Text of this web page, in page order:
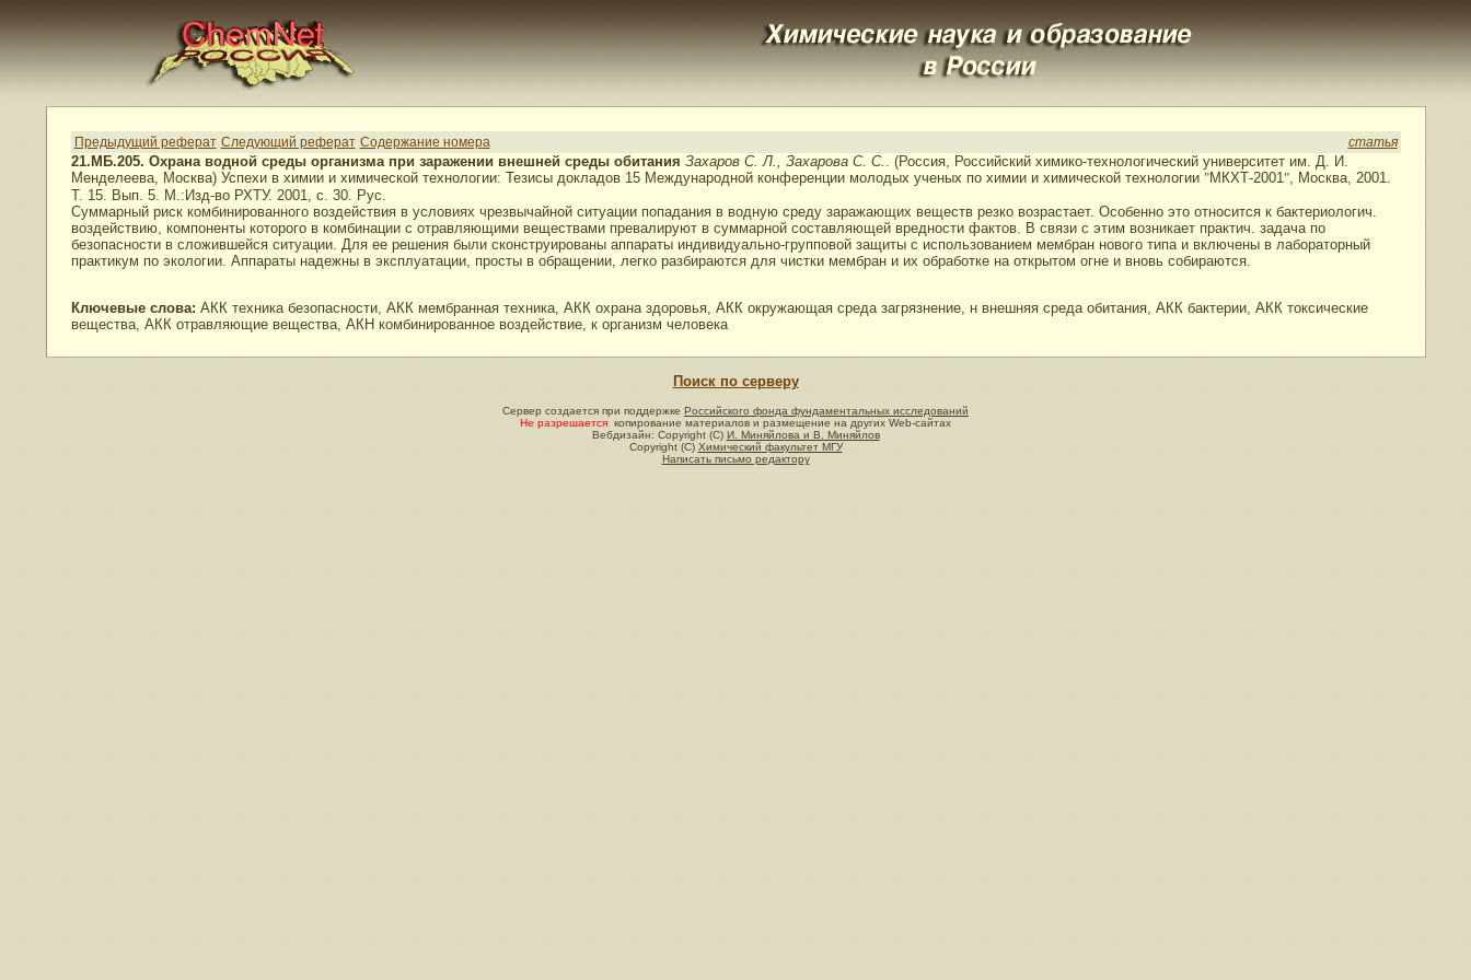
Предыдущий реферат Следующий реферат Содержание номера статья
21.МБ.205. Охрана водной среды организма при заражении внешней среды обитания Захаров С. Л., Захарова С. С. . (Россия, Российский химико-технологический университет им. Д. И.
Менделеева, Москва) Успехи в химии и химической технологии: Тезисы докладов 15 Международной конференции молодых ученых по химии и химической технологии "МКХТ-2001", Москва, 2001.
Т. 15. Вып. 5. М.:Изд-во РХТУ. 2001, с. 30. Рус.
Суммарный риск комбинированного воздействия в условиях чрезвычайной ситуации попадания в водную среду заражающих веществ резко возрастает. Особенно это относится к бактериологич.
воздействию, компоненты которого в комбинации с отравляющими веществами превалируют в суммарной составляющей вредности фактов. В связи с этим возникает практич. задача по
безопасности в сложившейся ситуации. Для ее решения были сконструированы аппараты индивидуально-групповой защиты с использованием мембран нового типа и включены в лабораторный
практикум по экологии. Аппараты надежны в эксплуатации, просты в обращении, легко разбираются для чистки мембран и их обработке на открытом огне и вновь собираются.
Ключевые слова: АКК техника безопасности, АКК мембранная техника, АКК охрана здоровья, АКК окружающая среда загрязнение, н внешняя среда обитания, АКК бактерии, АКК токсические
вещества, АКК отравляющие вещества, АКН комбинированное воздействие, к организм человека
Поиск по серверу
Сервер создается при поддержке Российского фонда фундаментальных исследований
Не разрешается копирование материалов и размещение на других Web-сайтах
Вебдизайн: Copyright (C) И. Миняйлова и В. Миняйлов
Copyright (C) Химический факультет МГУ
Написать письмо редактору